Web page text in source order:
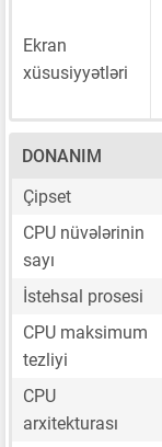
Ekran
xüsusiyyətləri
DONANIM
Çipset
CPU nüvələrinin
sayı
İstehsal prosesi
CPU maksimum
tezliyi
CPU
arxitekturası